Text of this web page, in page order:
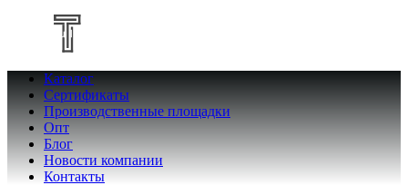
Каталог
Сертификаты
Производственные площадки
Опт
Блог
Новости компании
Контакты